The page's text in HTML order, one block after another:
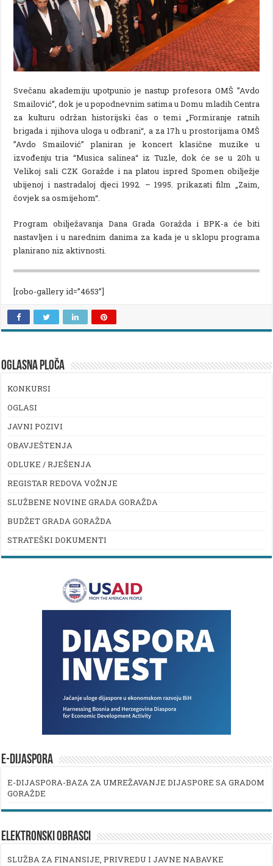
Svečanu akademiju upotpunio je nastup profesora OMŠ ”Avdo
Smailović”, dok je u popodnevnim satima u Domu mladih Centra
za kulturu održan historijski čas o temi „Formiranje ratnih
brigada i njihova uloga u odbrani“, a za 17h u prostorijama OMŠ
”Avdo Smailović” planiran je koncert klasične muzike u
izvođenju tria “Musica salinea“ iz Tuzle, dok će se u 20h u
Velikoj sali CZK Goražde i na platou ispred Spomen obilježje
ubijenoj i nastradaloj djeci 1992. – 1995. prikazati film „Zaim,
čovjek sa osmijehom“.
Program obilježavanja Dana Grada Goražda i BPK-a će biti
nastavljen i u narednim danima za kada je u sklopu programa
planirano niz aktivnosti.
[robo-gallery id=”4653”]
OGLASNA PLOČA
KONKURSI
OGLASI
JAVNI POZIVI
OBAVJEŠTENJA
ODLUKE / RJEŠENJA
REGISTAR REDOVA VOŽNJE
SLUŽBENE NOVINE GRADA GORAŽDA
BUDŽET GRADA GORAŽDA
STRATEŠKI DOKUMENTI
E-DIJASPORA
E-DIJASPORA-BAZA ZA UMREŽAVANJE DIJASPORE SA GRADOM
GORAŽDE
ELEKTRONSKI OBRASCI
SLUŽBA ZA FINANSIJE, PRIVREDU I JAVNE NABAVKE